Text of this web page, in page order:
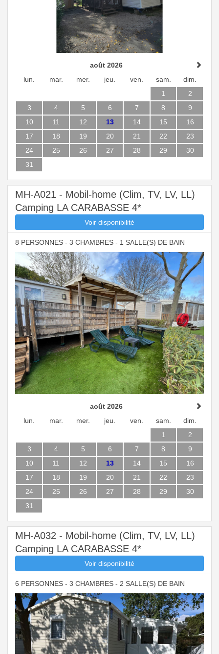
août 2026
lun.
mar. mer. jeu. ven. sam.
dim.
1
2
3
4 5 6 7 8
9
10
11 12 13 14 15
16
17
18 19 20 21 22
23
24
25 26 27 28 29
30
31
MH-A021 - Mobil-home (Clim, TV, LV, LL)
Camping LA CARABASSE 4*
Voir disponibilité
8 PERSONNES - 3 CHAMBRES - 1 SALLE(S) DE BAIN
août 2026
lun.
mar. mer. jeu. ven. sam.
dim.
1
2
3
4 5 6 7 8
9
10
11 12 13 14 15
16
17
18 19 20 21 22
23
24
25 26 27 28 29
30
31
MH-A032 - Mobil-home (Clim, TV, LV, LL)
Camping LA CARABASSE 4*
Voir disponibilité
6 PERSONNES - 3 CHAMBRES - 2 SALLE(S) DE BAIN